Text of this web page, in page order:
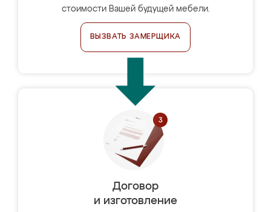
стоимости Вашей будущей мебели.
ВЫЗВАТЬ ЗАМЕРЩИКА
Договор
и изготовление